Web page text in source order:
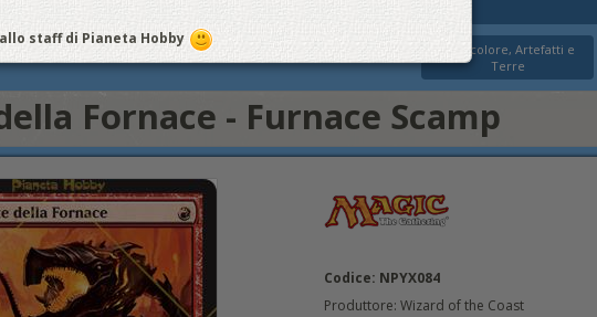
Multicolore, Artefatti e
Terre
Fornace - Furnace Scamp
Codice: NPYX084
Produttore: Wizard of the Coast
staff di Pianeta Hobby